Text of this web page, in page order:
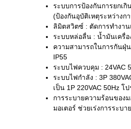
ระบบการป้องกันการยกเกิ
(ป้องกันอุบัติเหตุระหว่างก
ลิมิตสวิตซ์ : ตัดการทำงา
ระบบหล่อลื่น : น้ำมันเครื่อ
ความสามารถในการกันฝุ่
IP55
ระบบไฟควบคุม : 24VAC
ระบบไฟกำลัง : 3P
เป็น 1P 220VAC 50Hz โ
การระบายความร้อนของ
มอเตอร์ ช่วยเร่งการระบ